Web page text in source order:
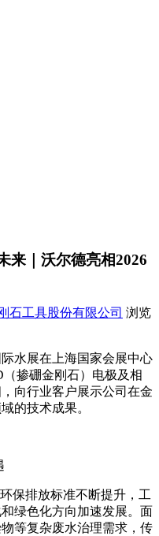
来｜沃尔德亮相2026
石工具股份有限公司 浏览
水展在上海国家会展中心
（掺硼金刚石）电极及相
向行业客户展示公司在金
的技术成果。
保排放标准不断提升，工
绿色化方向加速发展。面
等复杂废水治理需求，传